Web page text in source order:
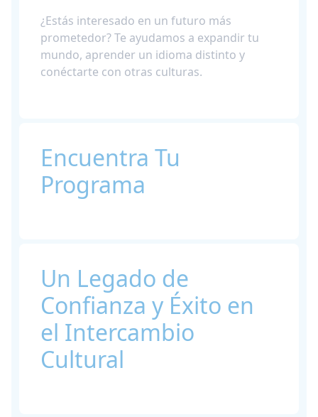
¿Estás interesado en un futuro más
prometedor? Te ayudamos a expandir tu
mundo, aprender un idioma distinto y
conéctarte con otras culturas.
Encuentra Tu
Programa
Un Legado de
Confianza y Éxito en
el Intercambio
Cultural